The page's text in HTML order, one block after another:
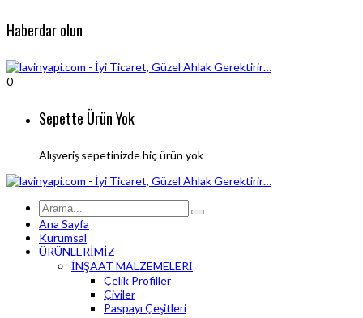
Haberdar olun
0
Sepette Ürün Yok
Alışveriş sepetinizde hiç ürün yok
Ana Sayfa
Kurumsal
ÜRÜNLERİMİZ
İNŞAAT MALZEMELERİ
Çelik Profiller
Çiviler
Paspayı Çeşitleri